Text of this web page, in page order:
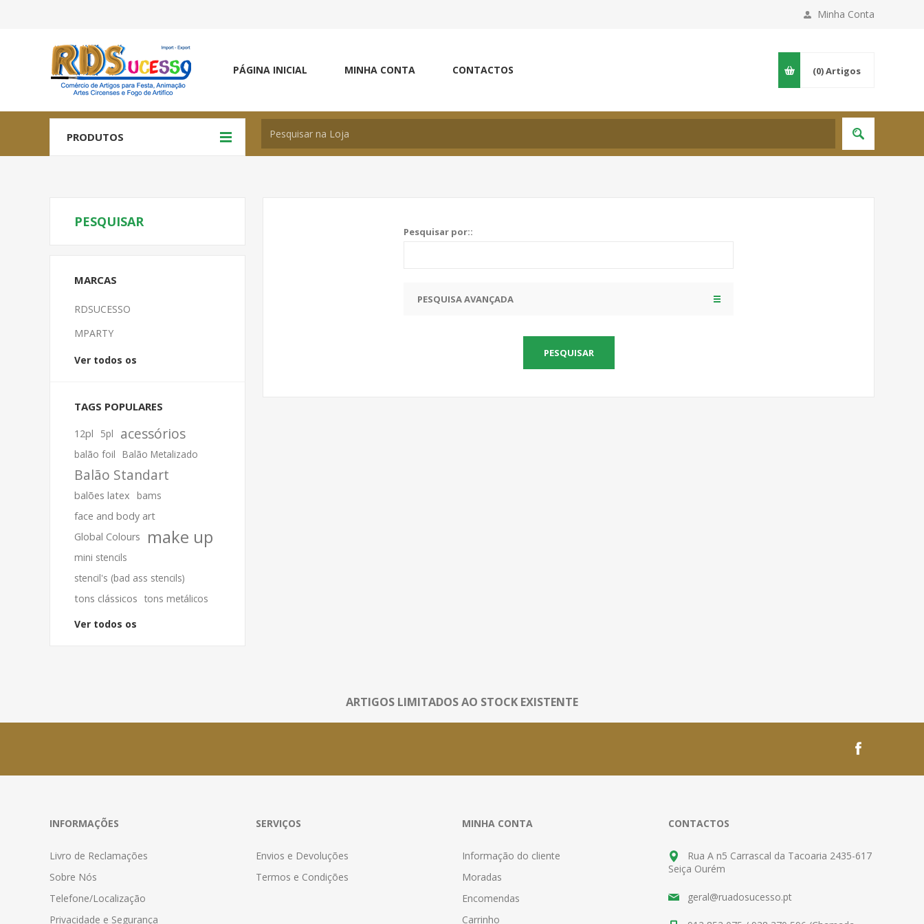
Minha Conta
PÁGINA INICIAL MINHA CONTA CONTACTOS (0)Artigos
PRODUTOS
Pesquisar por::
PESQUISA AVANÇADA
PESQUISAR
MARCAS
RDSUCESSO
MPARTY
Ver todos os
TAGS POPULARES
12pl 5pl acessórios
balão foil Balão Metalizado
Balão Standart
balões latex
bams
face and body art
Global Colours
make up
mini stencils
stencil's (bad ass stencils)
tons clássicos tons metálicos
Ver todos os
ARTIGOS LIMITADOS AO STOCK EXISTENTE
INFORMAÇÕES
Livro de Reclamações
Sobre Nós
Telefone/Localização
Privacidade e Segurança
SERVIÇOS
Envios e Devoluções
Termos e Condições
MINHA CONTA
Informação do cliente
Moradas
Encomendas
Carrinho
CONTACTOS
Rua A n5 Carrascal da Tacoaria 2435-617
Seiça Ourém
geral@ruadosucesso.pt